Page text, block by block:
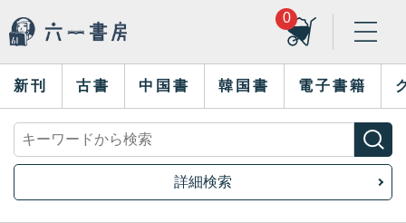
0
新刊 古書 中国書 韓国書 電子書籍
詳細検索